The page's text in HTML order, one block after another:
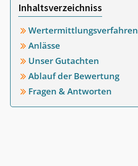
Inhaltsverzeichniss
Wertermittlungsverfahren
Anlässe
Unser Gutachten
Ablauf der Bewertung
Fragen & Antworten